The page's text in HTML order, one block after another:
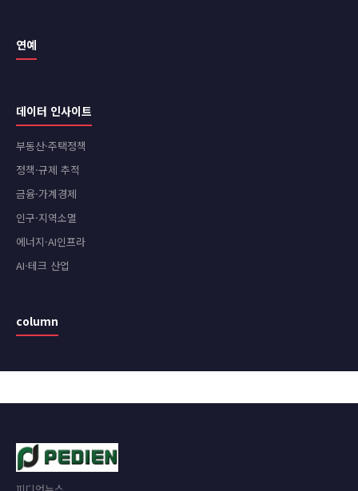
연예
데이터 인사이트
부동산·주택정책
정책·규제 추적
금융·가계경제
인구·지역소멸
에너지·AI인프라
AI·테크 산업
column